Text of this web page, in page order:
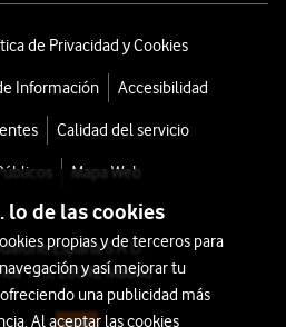
de Privacidad y Cookies
Información Accesibilidad
Calidad del servicio
Mapa Web
España S.A.U.
115, 28042 Madrid
lo de las cookies
propias y de terceros para
y así mejorar tu
una publicidad más
Al aceptar las cookies